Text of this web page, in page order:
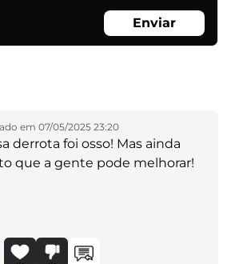
Enviar
em 07/05/2025 23:20
derrota foi osso! Mas ainda
que a gente pode melhorar!